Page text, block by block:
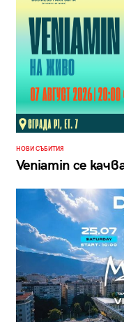
НОВИ СЪБИТИЯ
Veniamin се